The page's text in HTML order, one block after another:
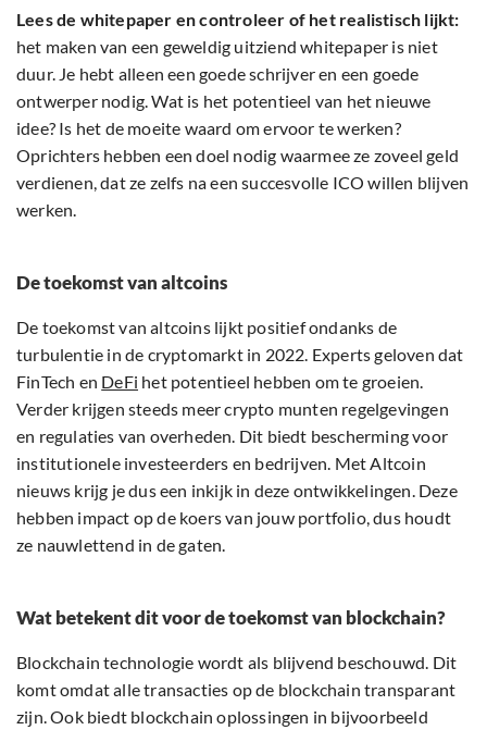
Lees de whitepaper en controleer of het realistisch lijkt:
het maken van een geweldig uitziend whitepaper is niet
duur. Je hebt alleen een goede schrijver en een goede
ontwerper nodig. Wat is het potentieel van het nieuwe
idee? Is het de moeite waard om ervoor te werken?
Oprichters hebben een doel nodig waarmee ze zoveel geld
verdienen, dat ze zelfs na een succesvolle ICO willen blijven
werken.
De toekomst van altcoins
De toekomst van altcoins lijkt positief ondanks de
turbulentie in de cryptomarkt in 2022. Experts geloven dat
FinTech en DeFi het potentieel hebben om te groeien.
Verder krijgen steeds meer crypto munten regelgevingen
en regulaties van overheden. Dit biedt bescherming voor
institutionele investeerders en bedrijven. Met Altcoin
nieuws krijg je dus een inkijk in deze ontwikkelingen. Deze
hebben impact op de koers van jouw portfolio, dus houdt
ze nauwlettend in de gaten.
Wat betekent dit voor de toekomst van blockchain?
Blockchain technologie wordt als blijvend beschouwd. Dit
komt omdat alle transacties op de blockchain transparant
zijn. Ook biedt blockchain oplossingen in bijvoorbeeld